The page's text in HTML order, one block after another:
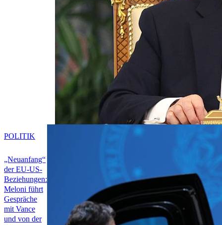
„Neuanfang“
der EU-US-
Beziehungen:
Meloni führt
Gespräche
mit Vance
und von der
POLITIK